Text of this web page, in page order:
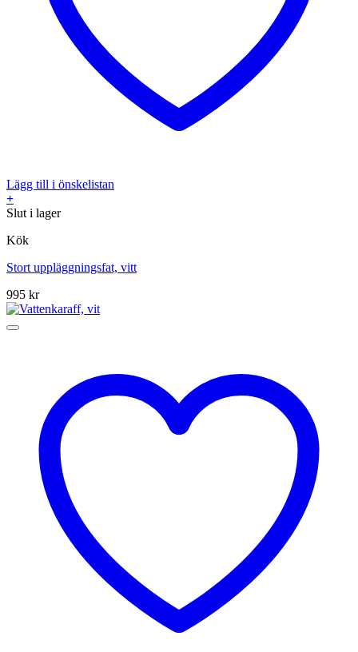
Lägg till i önskelistan
+
Slut i lager
Kök
Stort uppläggningsfat, vitt
995 kr